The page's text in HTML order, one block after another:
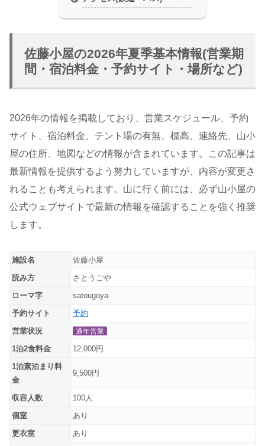
佐藤小屋の2026年夏季基本情報(営業期
間・宿泊料金・予約サイト・場所など)
2026年の情報を掲載しており、営業スケジュール、予約
サイト、宿泊料金、テント場の有無、標高、連絡先、山小
屋の住所、地図などの情報が含まれています。この記事は
最新情報を提供するよう努力していますが、内容が変更さ
れることも考えられます。山に行く前には、必ず山小屋の
公式ウェブサイトで最新の情報を確認することを強く推奨
します。
施設名
佐藤小屋
読み方
さとうごや
ローマ字
satougoya
予約サイト
予約
営業状況
通年営業
1泊2食料金
12,000円
1泊素泊まり料
金
9,500円
収容人数
100人
個室
あり
更衣室
あり